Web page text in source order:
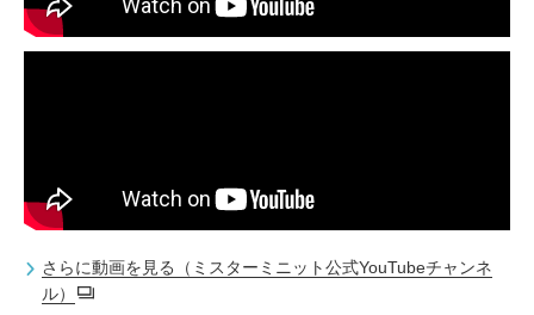
さらに動画を見る（ミスターミニット公式YouTubeチャンネ
ル）